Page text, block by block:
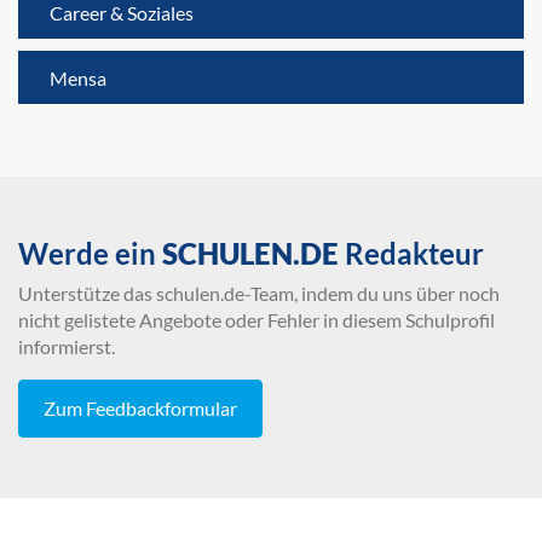
Career & Soziales
Mensa
Werde ein SCHULEN.DE Redakteur
Unterstütze das schulen.de-Team, indem du uns über noch
nicht gelistete Angebote oder Fehler in diesem Schulprofil
informierst.
Zum Feedbackformular